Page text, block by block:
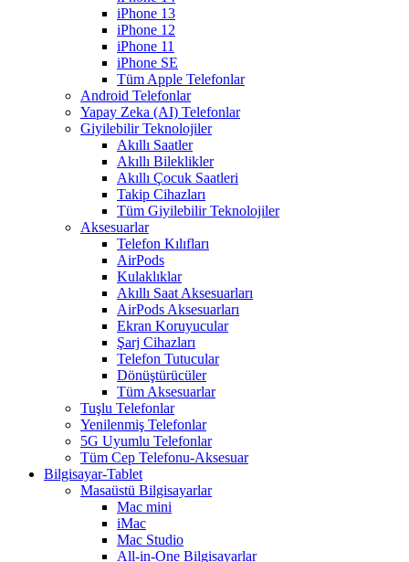
iPhone 13
iPhone 12
iPhone 11
iPhone SE
Tüm Apple Telefonlar
Android Telefonlar
Yapay Zeka (AI) Telefonlar
Giyilebilir Teknolojiler
Akıllı Saatler
Akıllı Bileklikler
Akıllı Çocuk Saatleri
Takip Cihazları
Tüm Giyilebilir Teknolojiler
Aksesuarlar
Telefon Kılıfları
AirPods
Kulaklıklar
Akıllı Saat Aksesuarları
AirPods Aksesuarları
Ekran Koruyucular
Şarj Cihazları
Telefon Tutucular
Dönüştürücüler
Tüm Aksesuarlar
Tuşlu Telefonlar
Yenilenmiş Telefonlar
5G Uyumlu Telefonlar
Tüm Cep Telefonu-Aksesuar
Bilgisayar-Tablet
Masaüstü Bilgisayarlar
Mac mini
iMac
Mac Studio
All-in-One Bilgisayarlar